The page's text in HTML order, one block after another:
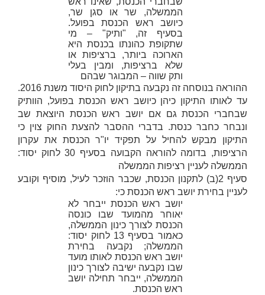
הממשלה, שר או סגן שר,
כיושב ראש הכנסת בפועל.
בסעיף זה, "ותיק" – מי
שתקופת כהונתו בכנסת היא
הארוכה ביותר, ברציפות או
שלא ברציפות, ומבין בעלי
ותק שווה – המבוגר שבהם
ההוראה בנוסחה זה נקבעה בתיקון לחוק היסוד משנת 2016.
עד לאותו התיקון כיהן כיושב ראש הכנסת בפועל, הוותיק
שבחברי הכנסת גם אם יושב ראש הכנסת היוצאת שב
ונבחר כחבר כנסת. בדברי ההסבר להצעת החוק צוין כי
התיקון מבקש להחיל על תפקיד יו"ר הכנסת את עקרון
הרציפות, בדומה להוראה הקבועה בסעיף 30 לחוק יסוד:
הממשלה לעניין רציפות הממשלה
סעיף 2(ב) לתקנון הכנסת, שכבר הוזכר לעיל, מוסיף וקובע
לעניין בחירת יושב ראש הכנסת כי:
יושב ראש הכנסת ייבחר לא
יאוחר מהמועד שבו כונסה
הכנסת לצורך כינון הממשלה,
כאמור בסעיף 13 לחוק יסוד:
הממשלה; נקבעה בחירת
יושב ראש הכנסת לאותו מועד
שבו נקבעה ישיבה לצורך כינון
הממשלה, ייבחר תחילה יושב
ראש הכנסת.